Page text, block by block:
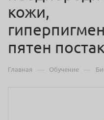
кожи,
пятен
Главная — Обучение —